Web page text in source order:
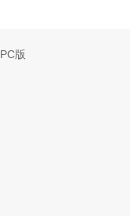
PC版